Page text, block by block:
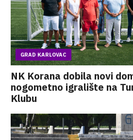
GRAD KARLOVAC
NK Korana dobila novi
nogometno igralište na
Klubu